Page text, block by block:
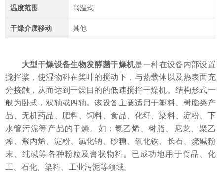
温度范围 高温式
干燥介质移动 其他
大型干燥设备生物发酵菌干燥机是一种在设备内部设置
搅拌桨，使湿物科在桨叶的搅动下，与热载体以及热表面充
分接触，从而达到干燥目的的低速搅拌干燥机。结构形式一
般为卧式，双轴或四轴。该设备主要适用于塑料、树脂类产
品、无机药品、肥料、饲料、食品、化纤、染料、淀粉、下
水管污泥等产品的干燥。如：氯乙烯、树脂、尼龙、聚乙
烯、聚丙烯、淀粉、氯化钠、砂糖、氧化铁、长石、烧碱粉
末、纯碱等各种粉粒及膏状物料。已成功地用于食品、化
工、石化、染料、工业污泥等领域。